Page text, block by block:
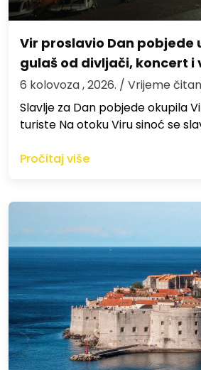
Vir proslavio Dan pobjede
gulaš od divljači, koncert
6 kolovoza , 2026. / Vrijeme
Slavlje za Dan pobjede okupila
turiste Na otoku Viru sinoć se
Pročitaj više